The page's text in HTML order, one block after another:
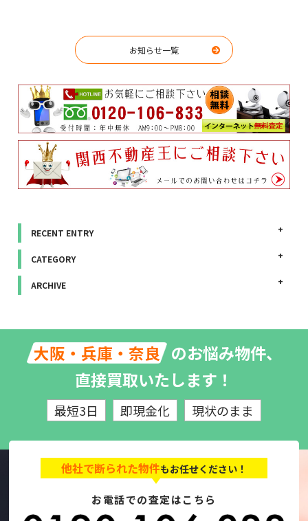
お知らせ一覧
RECENT ENTRY
CATEGORY
ARCHIVE
大阪・兵庫・奈良 のお悩み物件、
直接買取いたします！
最短3日 即現金化 現状のまま
他社で断られた物件もお任せください！
お電話での査定はこちら